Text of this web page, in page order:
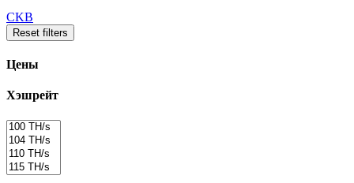
CKB
Reset filters
Цены
Хэшрейт